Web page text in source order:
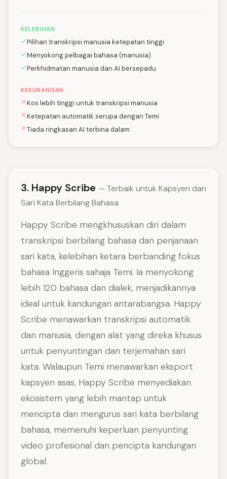
KELEBIHAN
Pilihan transkripsi manusia ketepatan tinggi
Menyokong pelbagai bahasa (manusia)
Perkhidmatan manusia dan AI bersepadu
KEKURANGAN
Kos lebih tinggi untuk transkripsi manusia
Ketepatan automatik serupa dengan Temi
Tiada ringkasan AI terbina dalam
3. Happy Scribe — Terbaik untuk Kapsyen dan
Sari Kata Berbilang Bahasa
Happy Scribe mengkhususkan diri dalam
transkripsi berbilang bahasa dan penjanaan
sari kata, kelebihan ketara berbanding fokus
bahasa Inggeris sahaja Temi. Ia menyokong
lebih 120 bahasa dan dialek, menjadikannya
ideal untuk kandungan antarabangsa. Happy
Scribe menawarkan transkripsi automatik
dan manusia, dengan alat yang direka khusus
untuk penyuntingan dan terjemahan sari
kata. Walaupun Temi menawarkan eksport
kapsyen asas, Happy Scribe menyediakan
ekosistem yang lebih mantap untuk
mencipta dan mengurus sari kata berbilang
bahasa, memenuhi keperluan penyunting
video profesional dan pencipta kandungan
global.